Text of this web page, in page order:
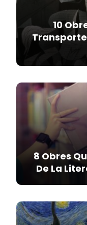
10
8 Obres
De La